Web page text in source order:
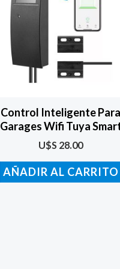
Control Inteligente
Garages Wifi Tuya
U$S 28.00
AÑADIR AL CARRITO